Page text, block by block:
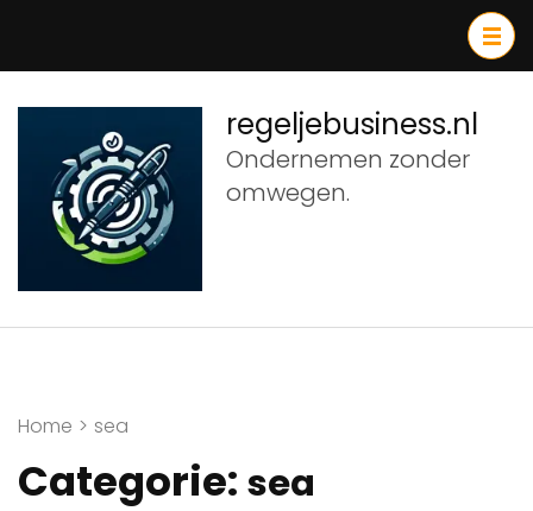
inhoud
(druk
Enter)
regeljebusiness.nl
Ondernemen zonder
omwegen.
Home > sea
Categorie: sea